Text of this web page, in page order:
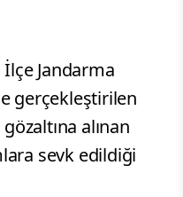
Jandarma
gerçekleştirilen
alınan
sevk edildiği